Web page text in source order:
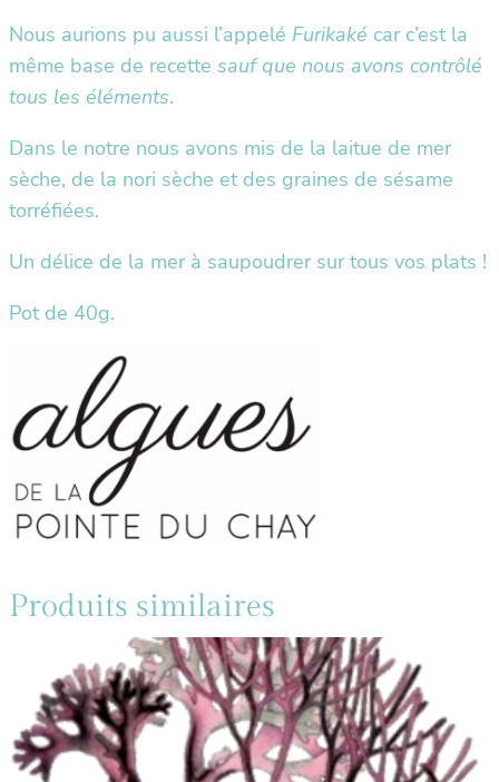
o
m
a
s
i
o
Nous aurions pu aussi l’appelé Furikaké car c’est la
même base de recette sauf que nous avons contrôlé
tous les éléments.
Dans le notre nous avons mis de la laitue de mer
sèche, de la nori sèche et des graines de sésame
torréfiées.
Un délice de la mer à saupoudrer sur tous vos plats !
Pot de 40g.
Produits similaires